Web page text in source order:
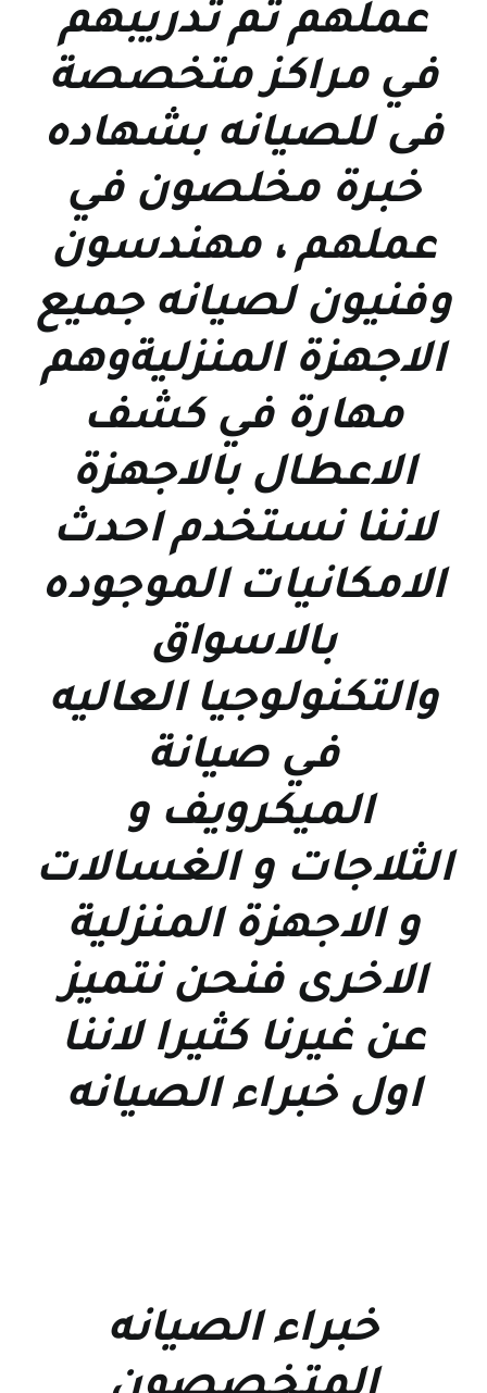
عملهم تم تدريبهم
في مراكز متخصصة
فى للصيانه بشهاده
خبرة مخلصون في
عملهم ، مهندسون
وفنيون لصيانه جميع
الاجهزة المنزليةوهم
مهارة في كشف
الاعطال بالاجهزة
لاننا نستخدم احدث
الامكانيات الموجوده
بالاسواق
والتكنولوجيا العاليه
في صيانة
الميكرويف و
الثلاجات و الغسالات
و الاجهزة المنزلية
الاخرى فنحن نتميز
عن غيرنا كثيرا لاننا
اول خبراء الصيانه
خبراء الصيانه